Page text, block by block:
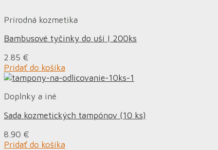
Prírodná kozmetika
Bambusové tyčinky do uší | 200ks
2.85 €
Pridať do košíka
Doplnky a iné
Sada kozmetických tampónov (10 ks)
8.90 €
Pridať do košíka